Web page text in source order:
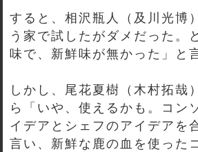
すると、相沢瓶人（及川光博
う家で試したがダメだった。
味で、新鮮味が無かった」と
しかし、尾花夏樹（木村拓哉
ら「いや、使えるかも。コン
イデアとシェフのアイデアを
言い、新鮮な鹿の血を使った